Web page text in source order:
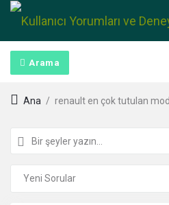
Arama
Ana / renault en çok tutulan